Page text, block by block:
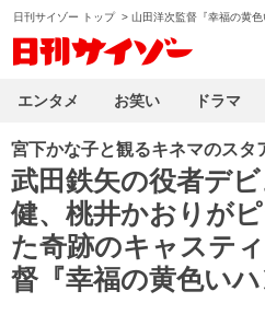
日刊サイゾー トップ > 山田洋次監督『幸福の黄
宮下かな子と観るキネマのスタ
武田鉄矢の役者デ
健、桃井かおりが
た奇跡のキャステ
督『幸福の黄色いハ
エンタメ お笑い ドラマ